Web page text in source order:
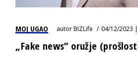
MOJ UGAO autorBIZLife 04/12/2023
„Fake news” oružje